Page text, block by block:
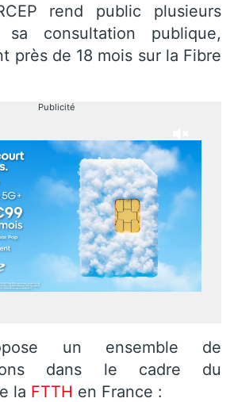
rend public plusieurs
consultation publique,
près de 18 mois sur la Fibre
Publicité
un ensemble de
dans le cadre du
la FTTH en France :